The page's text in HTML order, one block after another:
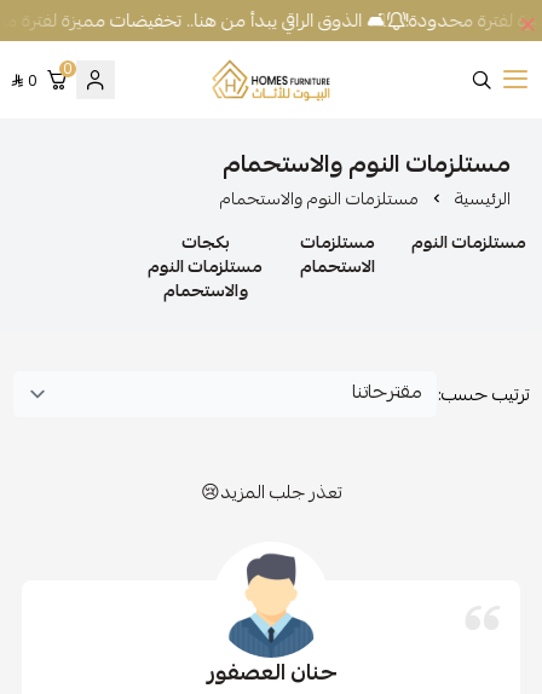
لفترة محدودة! 🛋️ الذوق الراقي يبدأ من هنا.. تخفيضات مميزة لفترة
شركة البيوت للأثاث
0
0
مستلزمات النوم والاستحمام
الرئيسية
مستلزمات النوم والاستحمام
مستلزمات النوم
مستلزمات
الاستحمام
بكجات
مستلزمات النوم
والاستحمام
ترتيب حسب:
تعذر جلب المزيد😢
حنان العصفور